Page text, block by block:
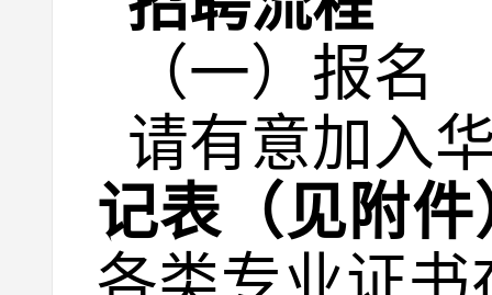
（一）报名
请有意加入
记表（见附件